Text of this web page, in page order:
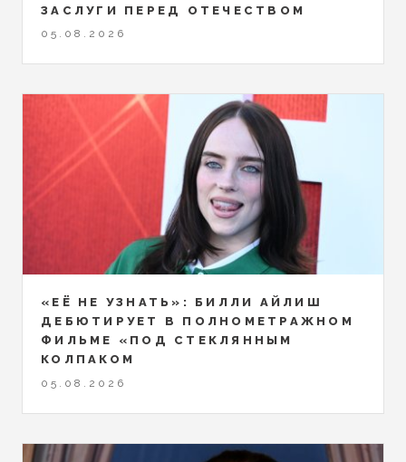
ЗАСЛУГИ ПЕРЕД ОТЕЧЕСТВОМ
05.08.2026
«ЕЁ НЕ УЗНАТЬ»: БИЛЛИ АЙЛИШ
ДЕБЮТИРУЕТ В ПОЛНОМЕТРАЖНОМ
ФИЛЬМЕ «ПОД СТЕКЛЯННЫМ
КОЛПАКОМ
05.08.2026